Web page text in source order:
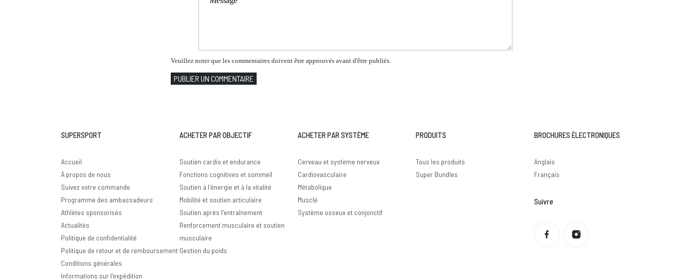
Veuillez noter que les commentaires doivent être approuvés avant d'être publiés.
PUBLIER UN COMMENTAIRE
SUPERSPORT
Accueil
À propos de nous
Suivez votre commande
Programme des ambassadeurs
Athlètes sponsorisés
Actualités
Politique de confidentialité
Politique de retour et de remboursement
Conditions générales
Informations sur l'expédition
ACHETER PAR OBJECTIF
Soutien cardio et endurance
Fonctions cognitives et sommeil
Soutien à l'énergie et à la vitalité
Mobilité et soutien articulaire
Soutien après l'entraînement
Renforcement musculaire et soutien
musculaire
Gestion du poids
ACHETER PAR SYSTÈME
Cerveau et système nerveux
Cardiovasculaire
Métabolique
Musclé
Système osseux et conjonctif
PRODUITS
Tous les produits
Super Bundles
BROCHURES ÉLECTRONIQUES
Anglais
Français
Suivre